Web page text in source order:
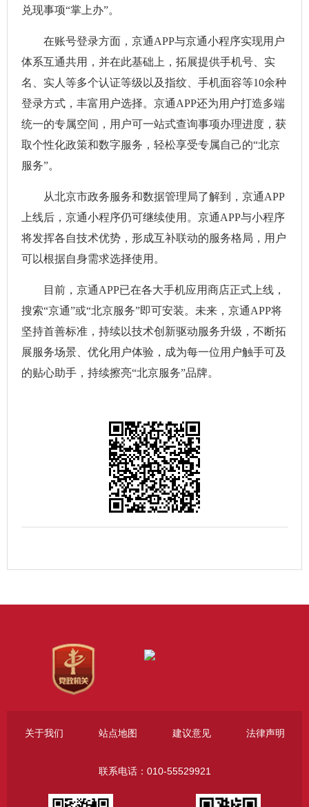
兑现事项“掌上办”。
在账号登录方面，京通APP与京通小程序实现用户
体系互通共用，并在此基础上，拓展提供手机号、实
名、实人等多个认证等级以及指纹、手机面容等10余种
登录方式，丰富用户选择。京通APP还为用户打造多端
统一的专属空间，用户可一站式查询事项办理进度，获
取个性化政策和数字服务，轻松享受专属自己的“北京
服务”。
从北京市政务服务和数据管理局了解到，京通APP
上线后，京通小程序仍可继续使用。京通APP与小程序
将发挥各自技术优势，形成互补联动的服务格局，用户
可以根据自身需求选择使用。
目前，京通APP已在各大手机应用商店正式上线，
搜索“京通”或“北京服务”即可安装。未来，京通APP将
坚持首善标准，持续以技术创新驱动服务升级，不断拓
展服务场景、优化用户体验，成为每一位用户触手可及
的贴心助手，持续擦亮“北京服务”品牌。
关于我们 站点地图 建议意见 法律声明
联系电话：010-55529921